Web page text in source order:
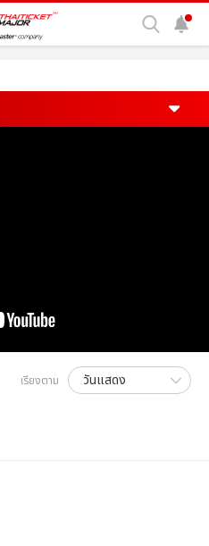
เรียงตาม